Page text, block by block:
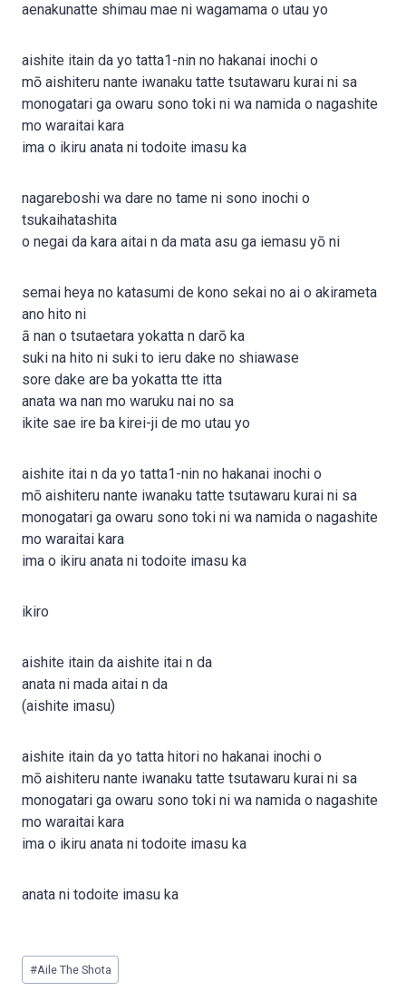
aenakunatte shimau mae ni wagamama o utau yo
aishite itain da yo tatta1-nin no hakanai inochi o
mō aishiteru nante iwanaku tatte tsutawaru kurai ni sa
monogatari ga owaru sono toki ni wa namida o nagashite
mo waraitai kara
ima o ikiru anata ni todoite imasu ka
nagareboshi wa dare no tame ni sono inochi o
tsukaihatashita
o negai da kara aitai n da mata asu ga iemasu yō ni
semai heya no katasumi de kono sekai no ai o akirameta
ano hito ni
ā nan o tsutaetara yokatta n darō ka
suki na hito ni suki to ieru dake no shiawase
sore dake are ba yokatta tte itta
anata wa nan mo waruku nai no sa
ikite sae ire ba kirei-ji de mo utau yo
aishite itai n da yo tatta1-nin no hakanai inochi o
mō aishiteru nante iwanaku tatte tsutawaru kurai ni sa
monogatari ga owaru sono toki ni wa namida o nagashite
mo waraitai kara
ima o ikiru anata ni todoite imasu ka
ikiro
aishite itain da aishite itai n da
anata ni mada aitai n da
(aishite imasu)
aishite itain da yo tatta hitori no hakanai inochi o
mō aishiteru nante iwanaku tatte tsutawaru kurai ni sa
monogatari ga owaru sono toki ni wa namida o nagashite
mo waraitai kara
ima o ikiru anata ni todoite imasu ka
anata ni todoite imasu ka
Post
Tags:
#Aile The Shota